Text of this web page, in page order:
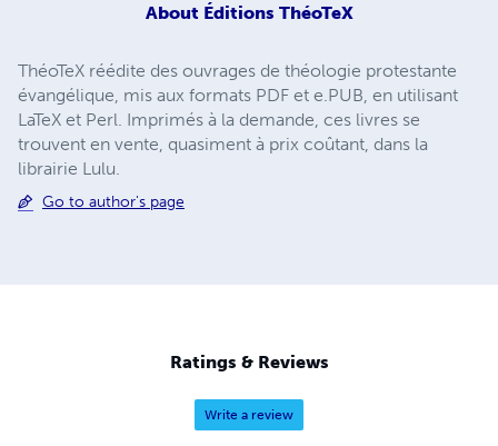
About Éditions ThéoTeX
ThéoTeX réédite des ouvrages de théologie protestante
évangélique, mis aux formats PDF et e.PUB, en utilisant
LaTeX et Perl. Imprimés à la demande, ces livres se
trouvent en vente, quasiment à prix coûtant, dans la
librairie Lulu.
Go to author's page
Ratings & Reviews
Write a review